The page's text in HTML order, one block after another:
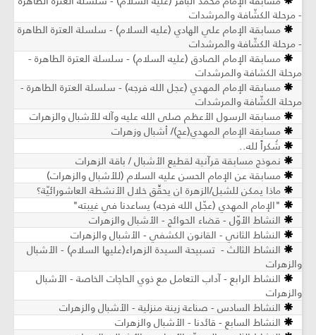
- مرحلة الكشّافة والمرشدات
مسابقة الإمام علي الهادي (عليه السلام) - سلسلة العترة الطاهرة
- مرحلة الكشّافة والمرشدات
مسابقة الإمام الصادق (عليه السلام) - سلسلة العترة الطاهرة -
مرحلة الكشافة والمرشدات
مسابقة الإمام المهدي (عجل الله فرجه) - سلسلة العترة الطاهرة -
مرحلة الكشّافة والمرشدات
مسابقة الرسول الأعظم صلى الله عليه وآله للأشبال والزهرات
مسابقة الإمام المهدي(عج)/ أشبال وزهرات
شُكراً لله..
نموذج مسابقة قرآنية لقطيع الأشبال / باقة الزهرات
مسابقة عن الإمام الحسن عليه السلام (للأشبال والزهرات)
ماذا يمكن للشبل/الزهرة ان يحقِّق خلال الأنشطة العاشورائيّة؟
"الإمام المهدي (عجّل الله فرجه) يساعدنا في غيبته"
النشاط الأوّل - قضاء الحوائج - الأشبال والزهرات
النشاط الثاني - القانون الكشفي - الأشبال والزهرات
النشاط الثالث - تسبيحة السيدة الزهراء(علیها السلام) - الأشبال
والزهرات
النشاط الرابع - آداب التعامل مع ذوي الحاجات الخاصة - الأشبال
والزهرات
النشاط السادس - صناعة زينة منزلية - الأشبال والزهرات
النشاط السابع - قائدنا - الأشبال والزهرات